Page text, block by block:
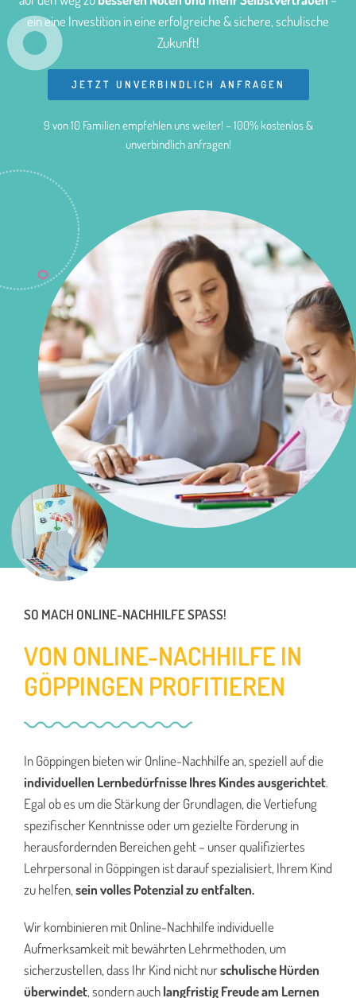
ein eine Investition in eine erfolgreiche & sichere, schulische
Zukunft!
JETZT UNVERBINDLICH ANFRAGEN
9 von 10 Familien empfehlen uns weiter! – 100% kostenlos &
unverbindlich anfragen!
SO MACH ONLINE-NACHHILFE SPASS!
VON ONLINE-NACHHILFE IN
GÖPPINGEN PROFITIEREN
In Göppingen bieten wir Online-Nachhilfe an, speziell auf die
individuellen Lernbedürfnisse Ihres Kindes ausgerichtet.
Egal ob es um die Stärkung der Grundlagen, die Vertiefung
spezifischer Kenntnisse oder um gezielte Förderung in
herausfordernden Bereichen geht – unser qualifiziertes
Lehrpersonal in Göppingen ist darauf spezialisiert, Ihrem Kind
zu helfen,sein volles Potenzial zu entfalten.
Wir kombinieren mit Online-Nachhilfe individuelle
Aufmerksamkeit mit bewährten Lehrmethoden, um
sicherzustellen, dass Ihr Kind nicht nurschulische Hürden
überwindet, sondern auchlangfristig Freude am Lernen